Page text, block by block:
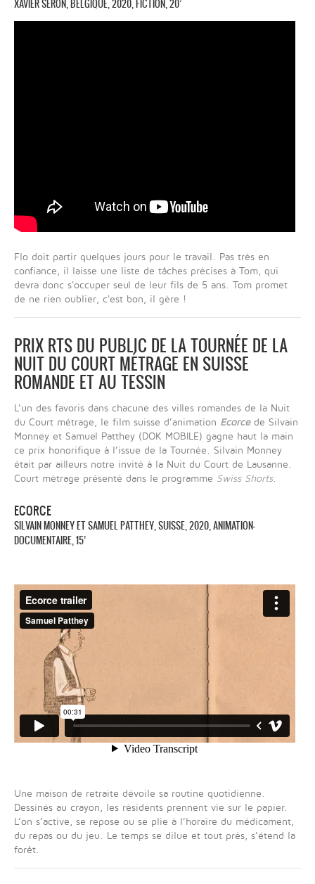
XAVIER SÉRON, BELGIQUE, 2020, FICTION, 20’
Flo doit partir quelques jours pour le travail. Pas très en
confiance, il laisse une liste de tâches précises à Tom, qui
devra donc s'occuper seul de leur fils de 5 ans. Tom promet
de ne rien oublier, c'est bon, il gère !
PRIX RTS DU PUBLIC DE LA TOURNÉE DE LA
NUIT DU COURT MÉTRAGE EN SUISSE
ROMANDE ET AU TESSIN
L’un des favoris dans chacune des villes romandes de la Nuit
du Court métrage, le film suisse d’animation Ecorcede Silvain
Monney et Samuel Patthey (DOK MOBILE) gagne haut la main
ce prix honorifique à l’issue de la Tournée. Silvain Monney
était par ailleurs notre invité à la Nuit du Court de Lausanne.
Court métrage présenté dans le programme Swiss Shorts.
ECORCE
SILVAIN MONNEY ET SAMUEL PATTHEY, SUISSE, 2020, ANIMATION-
DOCUMENTAIRE, 15’
Une maison de retraite dévoile sa routine quotidienne.
Dessinés au crayon, les résidents prennent vie sur le papier.
L’on s’active, se repose ou se plie à l’horaire du médicament,
du repas ou du jeu. Le temps se dilue et tout près, s’étend la
forêt.